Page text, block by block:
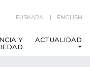
EUSKARA ENGLISH
Y
ACTUALIDAD